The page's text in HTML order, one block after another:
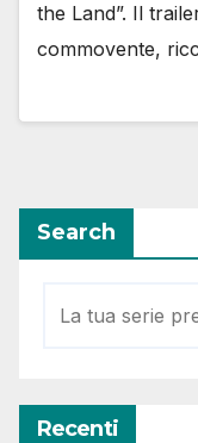
the Land”. Il
commovente,
Search
Recenti